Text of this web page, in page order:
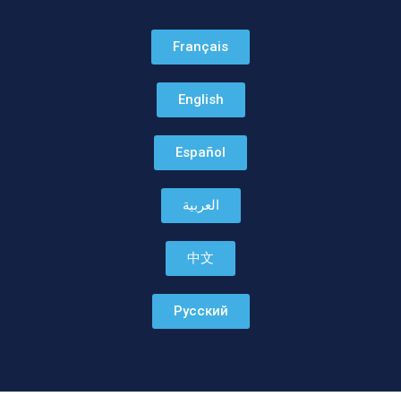
Français
English
Español
العربية
中文
Русский